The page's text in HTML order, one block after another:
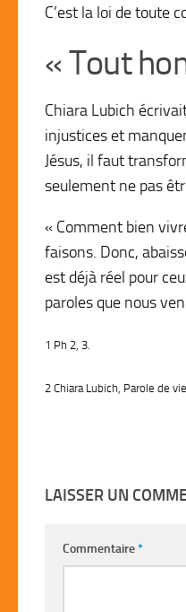
C’est la loi de toute
« Tout
Chiara Lubich
injustices et
Jésus, il faut
seulement ne pas
« Comment bien
faisons. Donc,
est déjà réel pour
paroles que nous
1 Ph 2, 3.
2 Chiara Lubich, Parole de vie
LAISSER UN
Commentaire*